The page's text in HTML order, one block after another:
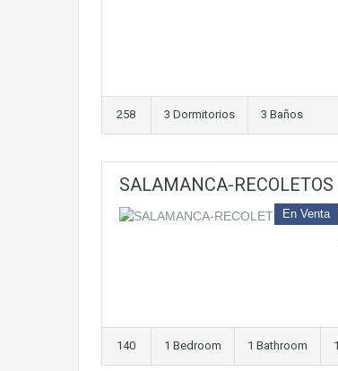
258 3 Dormitorios 3 Baños
SALAMANCA-RECOLETOS
En Venta
140 1 Bedroom 1 Bathroom